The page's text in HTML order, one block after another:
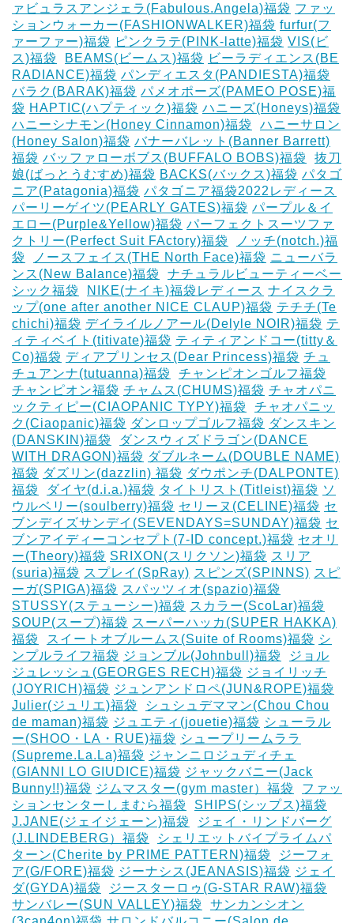
ァビュラスアンジェラ(Fabulous.Angela)福袋 ファッ
ションウォーカー(FASHIONWALKER)福袋 furfur(フ
ァーファー)福袋 ピンクラテ(PINK-latte)福袋 VIS(ビ
ス)福袋
BEAMS(ビームス)福袋 ビーラディエンス(BE
RADIANCE)福袋 パンディエスタ(PANDIESTA)福袋
バラク(BARAK)福袋 パメオポーズ(PAMEO POSE)福
袋 HAPTIC(ハプティック)福袋 ハニーズ(Honeys)福袋
ハニーシナモン(Honey Cinnamon)福袋
ハニーサロン
(Honey Salon)福袋 バナーバレット(Banner Barrett)
福袋 バッファローボブス(BUFFALO BOBS)福袋
抜刀
娘(ばっとうむすめ)福袋 BACKS(バックス)福袋 パタゴ
ニア(Patagonia)福袋 パタゴニア福袋2022レディース
パーリーゲイツ(PEARLY GATES)福袋 パープル＆イ
エロー(Purple&Yellow)福袋 パーフェクトスーツファ
クトリー(Perfect Suit FActory)福袋
ノッチ(notch.)福
袋
ノースフェイス(THE North Face)福袋 ニューバラ
ンス(New Balance)福袋
ナチュラルビューティーベー
シック福袋
NIKE(ナイキ)福袋レディース ナイスクラ
ップ(one after another NICE CLAUP)福袋 テチチ(Te
chichi)福袋 デイライルノアール(Delyle NOIR)福袋 テ
ィティベイト(titivate)福袋 ティティアンドコー(titty＆
Co)福袋 ディアプリンセス(Dear Princess)福袋 チュ
チュアンナ(tutuanna)福袋
チャンピオンゴルフ福袋
チャンピオン福袋 チャムス(CHUMS)福袋 チャオパニ
ックティピー(CIAOPANIC TYPY)福袋
チャオパニッ
ク(Ciaopanic)福袋 ダンロップゴルフ福袋 ダンスキン
(DANSKIN)福袋
ダンスウィズドラゴン(DANCE
WITH DRAGON)福袋 ダブルネーム(DOUBLE NAME)
福袋 ダズリン(dazzlin) 福袋 ダウポンチ(DALPONTE)
福袋
ダイヤ(d.i.a.)福袋 タイトリスト(Titleist)福袋 ソ
ウルベリー(soulberry)福袋 セリーヌ(CELINE)福袋 セ
ブンデイズサンデイ(SEVENDAYS=SUNDAY)福袋 セ
ブンアイディーコンセプト(7-ID concept.)福袋 セオリ
ー(Theory)福袋 SRIXON(スリクソン)福袋 スリア
(suria)福袋 スプレイ(SpRay) スピンズ(SPINNS) スピ
ーガ(SPIGA)福袋 スパッツィオ(spazio)福袋
STUSSY(ステューシー)福袋 スカラー(ScoLar)福袋
SOUP(スープ)福袋 スーパーハッカ(SUPER HAKKA)
福袋
スイートオブルームス(Suite of Rooms)福袋 シ
ンプルライフ福袋 ジョンブル(Johnbull)福袋
ジョル
ジュレッシュ(GEORGES RECH)福袋 ジョイリッチ
(JOYRICH)福袋 ジュンアンドロペ(JUN&ROPE)福袋
Julier(ジュリエ)福袋
シュシュデママン(Chou Chou
de maman)福袋 ジュエティ(jouetie)福袋 シューラル
ー(SHOO・LA・RUE)福袋 シュープリームララ
(Supreme.La.La)福袋 ジャンニロジュディチェ
(GIANNI LO GIUDICE)福袋 ジャックバニー(Jack
Bunny!!)福袋 ジムマスター(gym master）福袋
ファッ
ションセンターしまむら福袋
SHIPS(シップス)福袋
J.JANE(ジェイジェーン)福袋
ジェイ・リンドバーグ
(J.LINDEBERG）福袋
シェリエットバイプライムパ
ターン(Cherite by PRIME PATTERN)福袋
ジーフォ
ア(G/FORE)福袋 ジーナシス(JEANASIS)福袋 ジェイ
ダ(GYDA)福袋
ジースターロゥ(G-STAR RAW)福袋
サンバレー(SUN VALLEY)福袋
サンカンシオン